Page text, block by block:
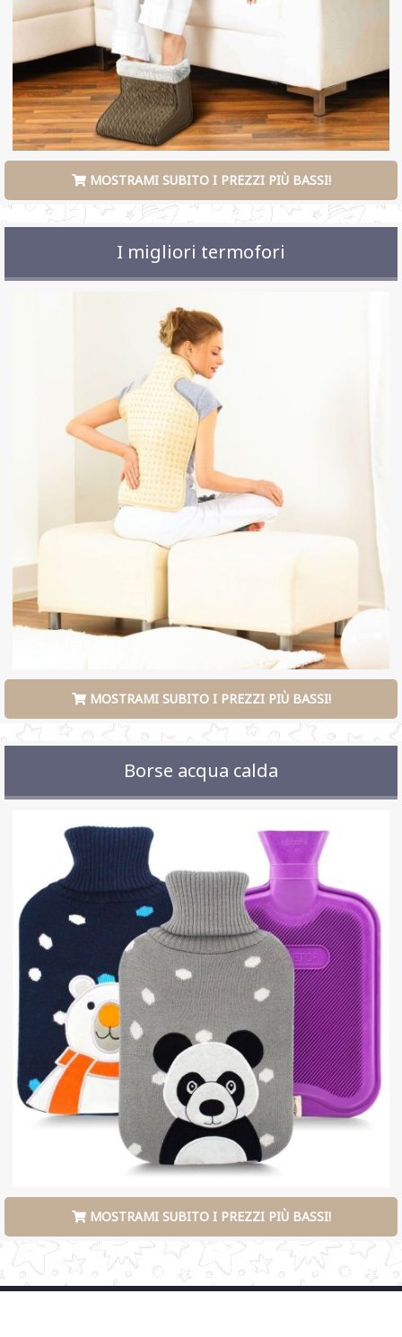
MOSTRAMI SUBITO I PREZZI PIÙ BASSI!
I migliori termofori
MOSTRAMI SUBITO I PREZZI PIÙ BASSI!
Borse acqua calda
MOSTRAMI SUBITO I PREZZI PIÙ BASSI!